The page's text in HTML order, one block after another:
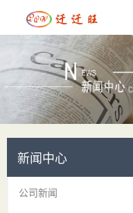
新闻中心
公司新闻